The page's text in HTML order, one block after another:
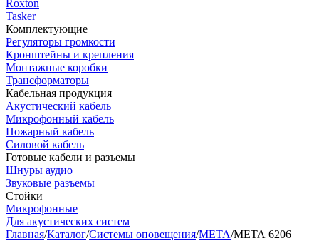
Roxton
Tasker
Комплектующие
Регуляторы громкости
Кронштейны и крепления
Монтажные коробки
Трансформаторы
Кабельная продукция
Акустический кабель
Микрофонный кабель
Пожарный кабель
Силовой кабель
Готовые кабели и разъемы
Шнуры аудио
Звуковые разъемы
Стойки
Микрофонные
Для акустических систем
Главная/Каталог/Системы оповещения/МЕТА/МЕТА 6206